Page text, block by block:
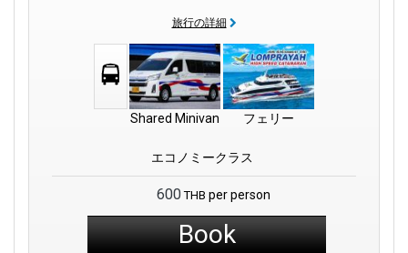
旅行の詳細
Shared Minivan フェリー
エコノミークラス
600 THB per person
Book